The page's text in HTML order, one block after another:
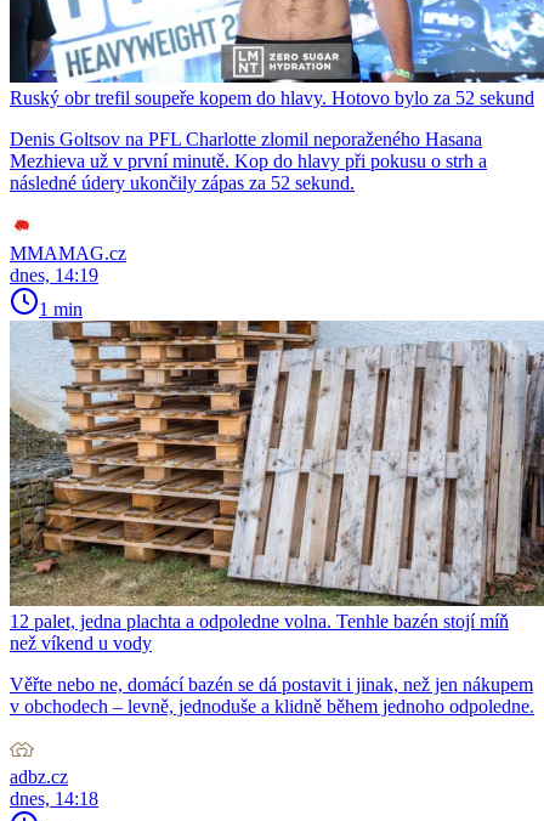
Ruský obr trefil soupeře kopem do hlavy. Hotovo bylo za 52 sekund
Denis Goltsov na PFL Charlotte zlomil neporaženého Hasana
Mezhieva už v první minutě. Kop do hlavy při pokusu o strh a
následné údery ukončily zápas za 52 sekund.
MMAMAG.cz
dnes, 14:19
1 min
12 palet, jedna plachta a odpoledne volna. Tenhle bazén stojí míň
než víkend u vody
Věřte nebo ne, domácí bazén se dá postavit i jinak, než jen nákupem
v obchodech – levně, jednoduše a klidně během jednoho odpoledne.
adbz.cz
dnes, 14:18